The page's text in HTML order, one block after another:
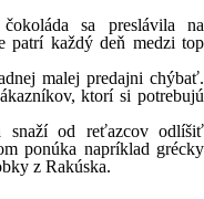
sa preslávila na
patrí každý deň medzi top
malej predajni chýbať.
ktorí si potrebujú
snaží od reťazcov odlíšiť
ponúka napríklad grécky
z Rakúska.